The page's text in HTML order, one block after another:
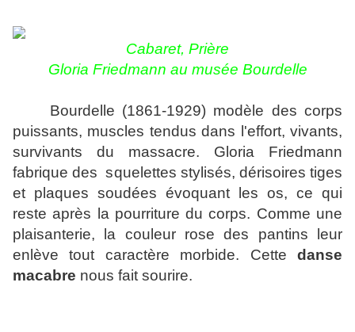
Cabaret, Prière
Gloria Friedmann au musée Bourdelle
Bourdelle (1861-1929) modèle des corps
puissants, muscles tendus dans l'effort, vivants,
survivants du massacre. Gloria Friedmann
fabrique des squelettes stylisés, dérisoires tiges
et plaques soudées évoquant les os, ce qui
reste après la pourriture du corps. Comme une
plaisanterie, la couleur rose des pantins leur
enlève tout caractère morbide. Cette danse
macabre nous fait sourire.